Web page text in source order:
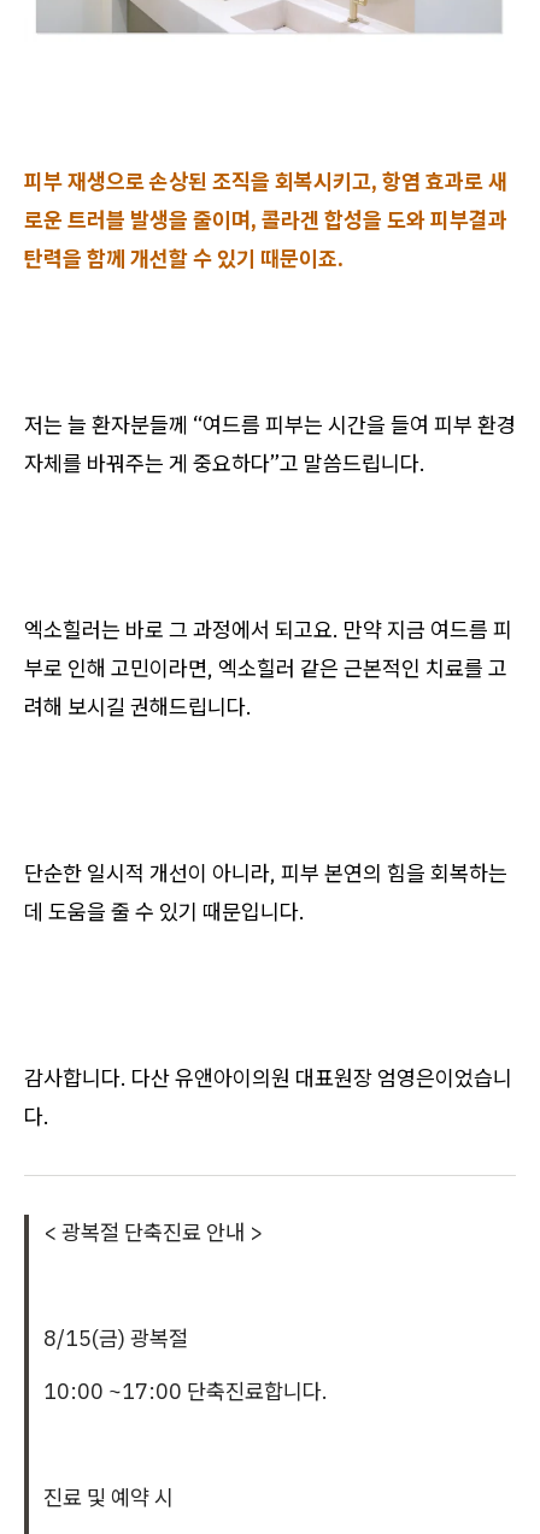
피부 재생으로 손상된 조직을 회복시키고, 항염 효과로 새
로운 트러블 발생을 줄이며, 콜라겐 합성을 도와 피부결과
탄력을 함께 개선할 수 있기 때문이죠.
저는 늘 환자분들께 “여드름 피부는 시간을 들여 피부 환경
자체를 바꿔주는 게 중요하다”고 말씀드립니다.
엑소힐러는 바로 그 과정에서 되고요. 만약 지금 여드름 피
부로 인해 고민이라면, 엑소힐러 같은 근본적인 치료를 고
려해 보시길 권해드립니다.
단순한 일시적 개선이 아니라, 피부 본연의 힘을 회복하는
데 도움을 줄 수 있기 때문입니다.
감사합니다. 다산 유앤아이의원 대표원장 엄영은이었습니
다.
< 광복절 단축진료 안내 >
8/15(금) 광복절
10:00 ~17:00 단축진료합니다.
진료 및 예약 시